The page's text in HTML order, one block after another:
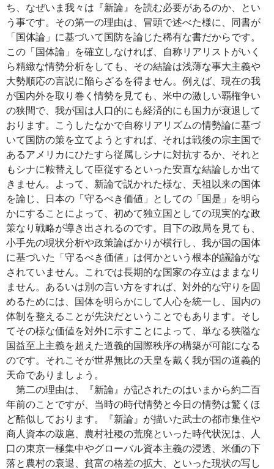
ち、なぜいま我々は『新論』を読む必要があるのか、とい
う事です。その第一の理由は、冒頭で述べた様に、同書が
「国体論」に基づいて国防を論じた稀有な書だからです。
この「国体論」を確立しなければ、自称リアリストがいく
ら精緻な情勢分析をしても、その結論は浅薄な事大主義や
大勢順応の言説に陥らざるを得ません。例えば、現在の我
が国内外を取り巻く情勢を見ても、米中の激しい覇権争い
の狭間で、我が国は人口的にも経済的にも国力が衰退して
おります。こうしたなかで自称リアリズムの情勢論に基づ
いて国防の策を立てようとすれば、それは戦後の宗主国で
あるアメリカにひたすら従属しシナに対抗するか、それと
もシナに鞍替えして臣従するといった安直な結論しか出て
きません。よって、新論で説かれた様な、天祖以来の国体
を論じ、日本の「守るべき価値」としての「国是」を明ら
かにすることによって、初めて独立国としての現実的な政
策なり戦略が導き出されるのです。目下の政局を見ても、
小手先の現状分析や政策論ばかりが横行し、我が国の国体
に基づいた「守るべき価値」は何かという根本的議論がな
されていません。これでは長期的な国家の存立はままなり
ません。あるいは別の言い方をすれば、対外的な守りを固
めるためには、国体を明らかにして人心を統一し、国内の
体制を整えることが先決だということでもあります。そし
てその様な価値を対外に示すことによって、単なる狭隘な
国益至上主義を超えた道義的国際秩序の構築が可能になる
のです。それこそが世界無比の天皇を戴く我が国の道義的
天命でありましょう。
第二の理由は、『新論』が記されたのはいまから約二百
年前のことですが、当時の時代情勢と今日の情勢は驚くほ
ど酷似しております。『新論』が描いた武士の都市集住や
商人資本の跋扈、農村社稷の荒廃といった時代状況は、人
口の東京一極集中やグローバル資本主義の浸透、米価の下
落と農村の衰退、貧富の格差の拡大、といった現状の写し